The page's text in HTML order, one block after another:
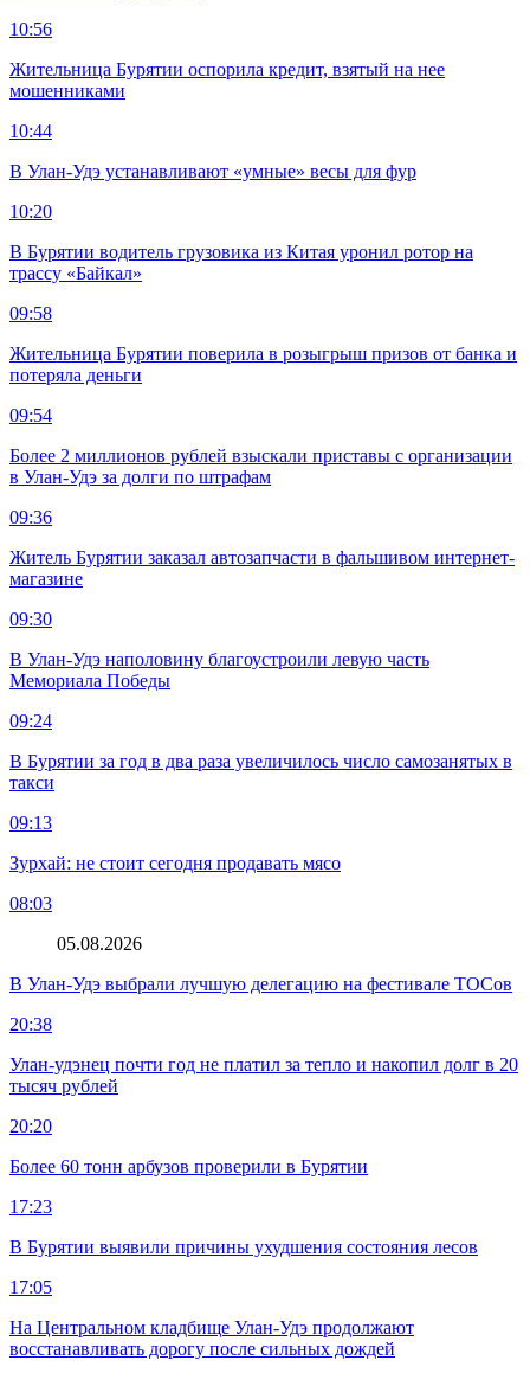
10:56
Жительница Бурятии оспорила кредит, взятый на нее
мошенниками
10:44
В Улан-Удэ устанавливают «умные» весы для фур
10:20
В Бурятии водитель грузовика из Китая уронил ротор на
трассу «Байкал»
09:58
Жительница Бурятии поверила в розыгрыш призов от банка и
потеряла деньги
09:54
Более 2 миллионов рублей взыскали приставы с организации
в Улан-Удэ за долги по штрафам
09:36
Житель Бурятии заказал автозапчасти в фальшивом интернет-
магазине
09:30
В Улан-Удэ наполовину благоустроили левую часть
Мемориала Победы
09:24
В Бурятии за год в два раза увеличилось число самозанятых в
такси
09:13
Зурхай: не стоит сегодня продавать мясо
08:03
05.08.2026
В Улан-Удэ выбрали лучшую делегацию на фестивале ТОСов
20:38
Улан-удэнец почти год не платил за тепло и накопил долг в 20
тысяч рублей
20:20
Более 60 тонн арбузов проверили в Бурятии
17:23
В Бурятии выявили причины ухудшения состояния лесов
17:05
На Центральном кладбище Улан-Удэ продолжают
восстанавливать дорогу после сильных дождей